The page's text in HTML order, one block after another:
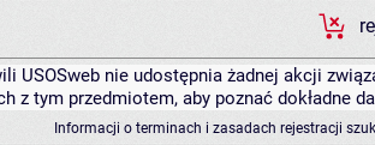
USOSweb nie udostępnia żadnej akcji
z tym przedmiotem, aby poznać dokładne
Informacji o terminach i zasadach rejestracji